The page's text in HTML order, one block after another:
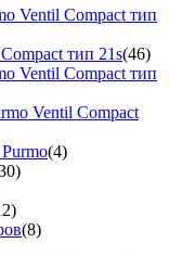
Ventil Compact тип
тип 21s(46)
Ventil Compact тип
Ventil Compact
(4)
(8)